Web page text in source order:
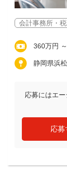
会計事務所・
360万円
静岡県浜
応募にはエ
応募